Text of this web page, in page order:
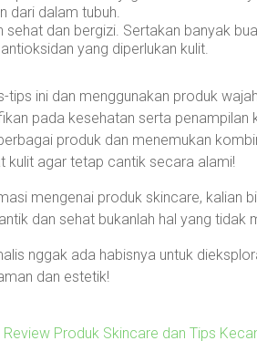
dari dalam tubuh.
sehat dan bergizi. Sertakan banyak
yang diperlukan kulit.
tips ini dan menggunakan produk
pada kesehatan serta penampilan
produk dan menemukan
kulit agar tetap cantik secara alami!
mengenai produk skincare, kalian
dan sehat bukanlah hal yang tidak
nggak ada habisnya untuk
dan estetik!
Review Produk Skincare dan Tips